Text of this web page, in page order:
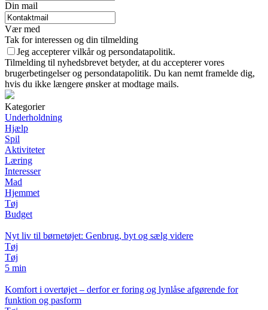
Din mail
Vær med
Tak for interessen og din tilmelding
Jeg accepterer vilkår og persondatapolitik.
Tilmelding til nyhedsbrevet betyder, at du accepterer vores
brugerbetingelser og persondatapolitik. Du kan nemt framelde dig,
hvis du ikke længere ønsker at modtage mails.
Kategorier
Underholdning
Hjælp
Spil
Aktiviteter
Læring
Interesser
Mad
Hjemmet
Tøj
Budget
Nyt liv til børnetøjet: Genbrug, byt og sælg videre
Tøj
Tøj
5 min
Komfort i overtøjet – derfor er foring og lynlåse afgørende for
funktion og pasform